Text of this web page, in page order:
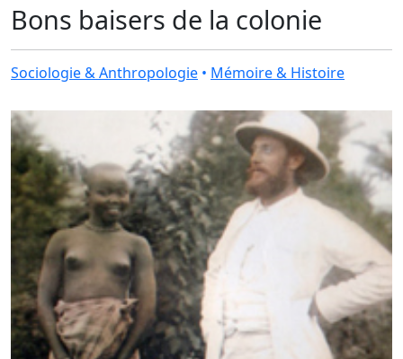
Bons baisers de la colonie
Sociologie & Anthropologie • Mémoire & Histoire